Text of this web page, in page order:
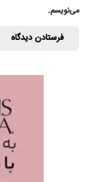
می‌نویسم.